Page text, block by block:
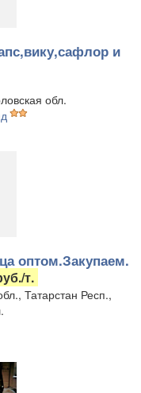
и
обл.
оптом.Закупаем.
т.
Татарстан Респ.,